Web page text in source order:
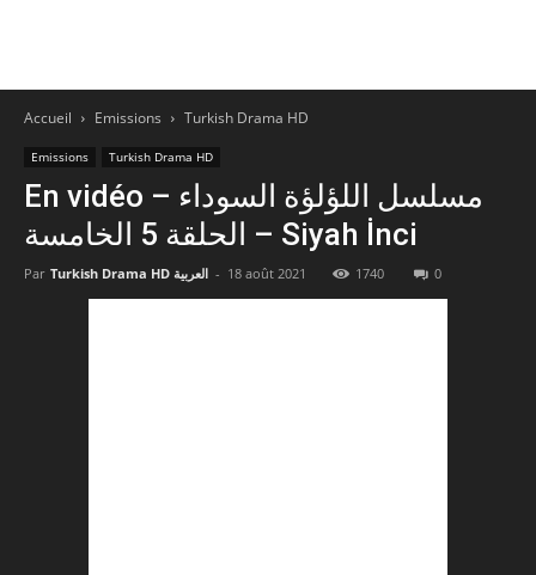
Accueil Emissions Turkish Drama HD
Emissions Turkish Drama HD
En vidéo – مسلسل اللؤلؤة السوداء
الحلقة 5 الخامسة – Siyah İnci
Par Turkish Drama HD العربية - 18 août 2021 1740 0